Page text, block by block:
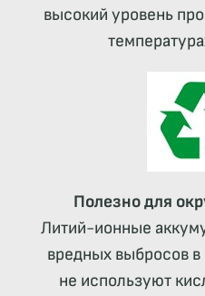
высокий уровень
Полезно для
Литий-ионные
вредных выбросов
не используют